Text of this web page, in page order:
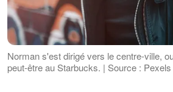
Norman s'est dirigé vers le centre-ville,
peut-être au Starbucks. | Source : Pexels